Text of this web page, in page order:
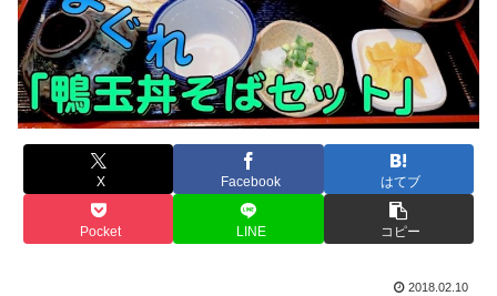
X Facebook はてブ
Pocket LINE コピー
2018.02.10